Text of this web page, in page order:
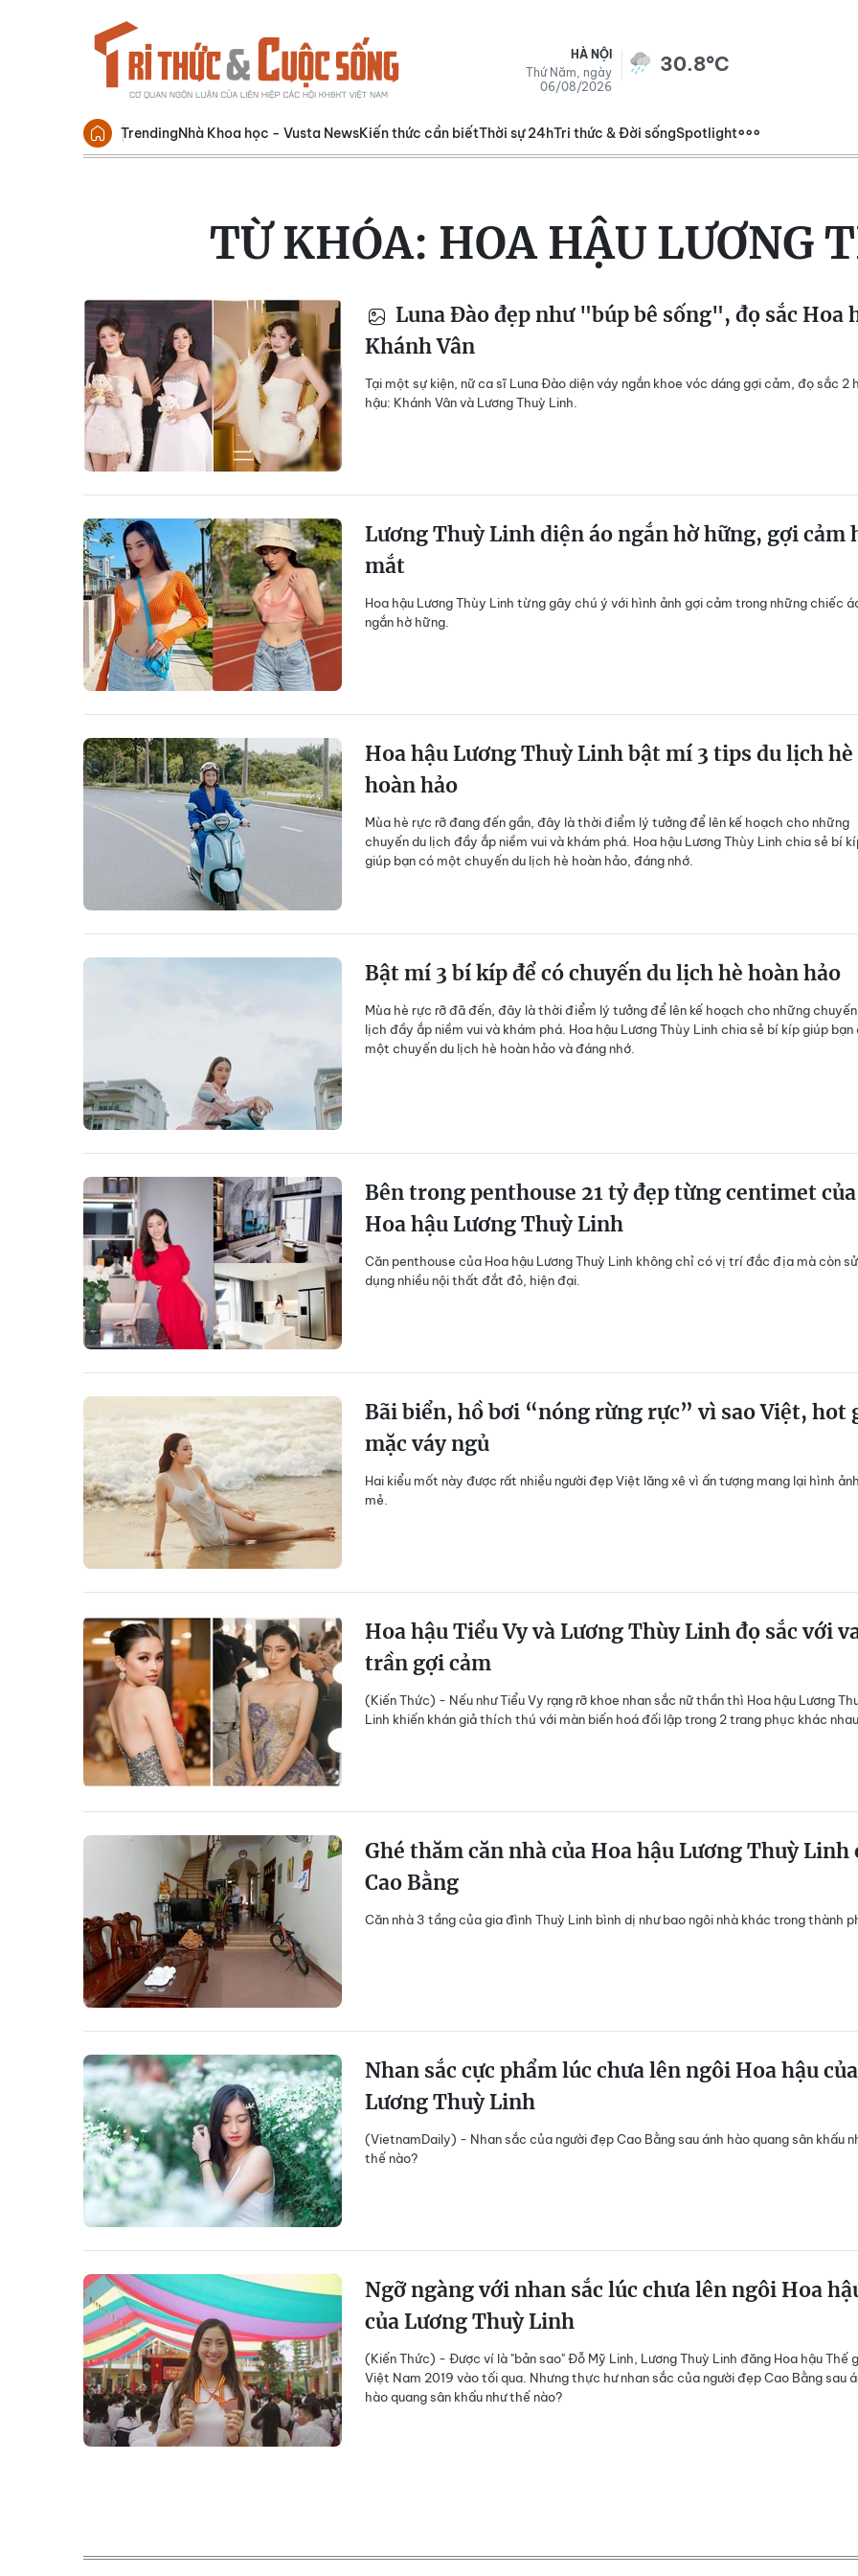
HÀ NỘI
Thứ Năm, ngày
06/08/2026
30.8°C
TrendingNhà Khoa học - Vusta NewsKiến thức cần biếtThời sự 24hTri thức & Đời sốngSpotlight
TỪ KHÓA: HOA HẬU LƯƠNG
Luna Đào đẹp như "búp bê sống", đọ sắc Hoa
Khánh Vân
Tại một sự kiện, nữ ca sĩ Luna Đào diện váy ngắn khoe vóc dáng gợi cảm, đọ sắc 2
hậu: Khánh Vân và Lương Thuỳ Linh.
Lương Thuỳ Linh diện áo ngắn hờ hững, gợi cảm
mắt
Hoa hậu Lương Thùy Linh từng gây chú ý với hình ảnh gợi cảm trong những chiếc
ngắn hờ hững.
Hoa hậu Lương Thuỳ Linh bật mí 3 tips du lịch hè
hoàn hảo
Mùa hè rực rỡ đang đến gần, đây là thời điểm lý tưởng để lên kế hoạch cho những
chuyến du lịch đầy ắp niềm vui và khám phá. Hoa hậu Lương Thùy Linh chia sẻ bí
giúp bạn có một chuyến du lịch hè hoàn hảo, đáng nhớ.
Bật mí 3 bí kíp để có chuyến du lịch hè hoàn hảo
Mùa hè rực rỡ đã đến, đây là thời điểm lý tưởng để lên kế hoạch cho những
lịch đầy ắp niềm vui và khám phá. Hoa hậu Lương Thùy Linh chia sẻ bí kíp giúp bạn
một chuyến du lịch hè hoàn hảo và đáng nhớ.
Bên trong penthouse 21 tỷ đẹp từng centimet của
Hoa hậu Lương Thuỳ Linh
Căn penthouse của Hoa hậu Lương Thuỳ Linh không chỉ có vị trí đắc địa mà còn sử
dụng nhiều nội thất đắt đỏ, hiện đại.
Bãi biển, hồ bơi “nóng rừng rực” vì sao Việt, hot
mặc váy ngủ
Hai kiểu mốt này được rất nhiều người đẹp Việt lăng xê vì ấn tượng mang lại hình
mẻ.
Hoa hậu Tiểu Vy và Lương Thùy Linh đọ sắc với
trần gợi cảm
(Kiến Thức) - Nếu như Tiểu Vy rạng rỡ khoe nhan sắc nữ thần thì Hoa hậu Lương
Linh khiến khán giả thích thú với màn biến hoá đối lập trong 2 trang phục khác
Ghé thăm căn nhà của Hoa hậu Lương Thuỳ Linh
Cao Bằng
Căn nhà 3 tầng của gia đình Thuỳ Linh bình dị như bao ngôi nhà khác trong thành
Nhan sắc cực phẩm lúc chưa lên ngôi Hoa hậu của
Lương Thuỳ Linh
(VietnamDaily) - Nhan sắc của người đẹp Cao Bằng sau ánh hào quang sân khấu
thế nào?
Ngỡ ngàng với nhan sắc lúc chưa lên ngôi Hoa
của Lương Thuỳ Linh
(Kiến Thức) - Được ví là "bản sao" Đỗ Mỹ Linh, Lương Thuỳ Linh đăng Hoa hậu Thế
Việt Nam 2019 vào tối qua. Nhưng thực hư nhan sắc của người đẹp Cao Bằng sau
hào quang sân khấu như thế nào?